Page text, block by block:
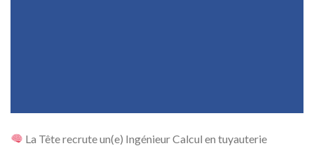
La Tête recrute un(e) Ingénieur Calcul en tuyauterie